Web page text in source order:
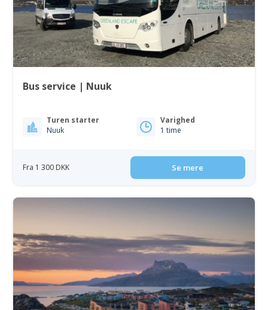
Bus service | Nuuk
Turen starter
Nuuk
Varighed
1 time
Fra 1 300 DKK Se mere